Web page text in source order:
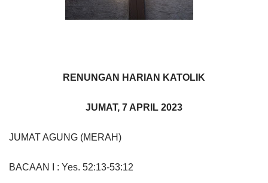
RENUNGAN HARIAN KATOLIK
JUMAT, 7 APRIL 2023
JUMAT AGUNG (MERAH)
BACAAN I : Yes. 52:13-53:12